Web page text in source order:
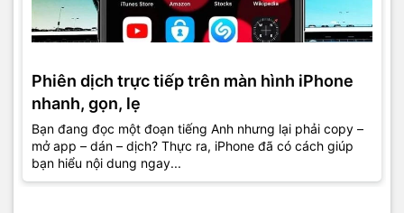
Phiên dịch trực tiếp trên màn hình iPhone
nhanh, gọn, lẹ
Bạn đang đọc một đoạn tiếng Anh nhưng lại phải copy –
mở app – dán – dịch? Thực ra, iPhone đã có cách giúp
bạn hiểu nội dung ngay...